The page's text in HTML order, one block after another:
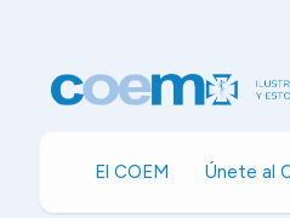
El COEM Únete al